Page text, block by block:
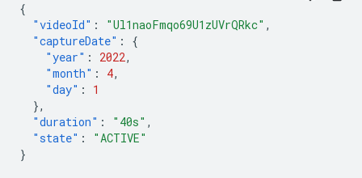
{
"videoId" : "Ul1naoFmqo69U1zUVrQRkc" ,
"captureDate" :
{
"year" : 2022,
"month" : 4,
"day" :
1
},
"duration" : "40s" ,
"state" :
"ACTIVE"
}